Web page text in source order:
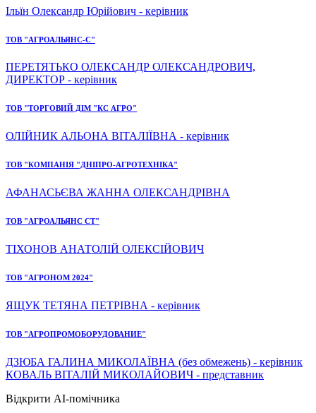
Ільїн Олександр Юрійович - керівник
ТОВ "АГРОАЛЬЯНС-С"
ПЕРЕТЯТЬКО ОЛЕКСАНДР ОЛЕКСАНДРОВИЧ,
ДИРЕКТОР - керівник
ТОВ "ТОРГОВИЙ ДІМ "КС АГРО"
ОЛІЙНИК АЛЬОНА ВІТАЛІЇВНА - керівник
ТОВ "КОМПАНІЯ "ДНІПРО-АГРОТЕХНІКА"
АФАНАСЬЄВА ЖАННА ОЛЕКСАНДРІВНА
ТОВ "АГРОАЛЬЯНС СТ"
ТІХОНОВ АНАТОЛІЙ ОЛЕКСІЙОВИЧ
ТОВ "АГРОНОМ 2024"
ЯЩУК ТЕТЯНА ПЕТРІВНА - керівник
ТОВ "АГРОПРОМОБОРУДОВАНИЕ"
ДЗЮБА ГАЛИНА МИКОЛАЇВНА (без обмежень) - керівник
КОВАЛЬ ВІТАЛІЙ МИКОЛАЙОВИЧ - представник
Відкрити AI-помічника